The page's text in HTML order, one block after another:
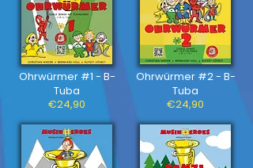
Ohrwürmer #1 - B-
Tuba
€24,90
Ohrwürmer #2 - B-
Tuba
€24,90